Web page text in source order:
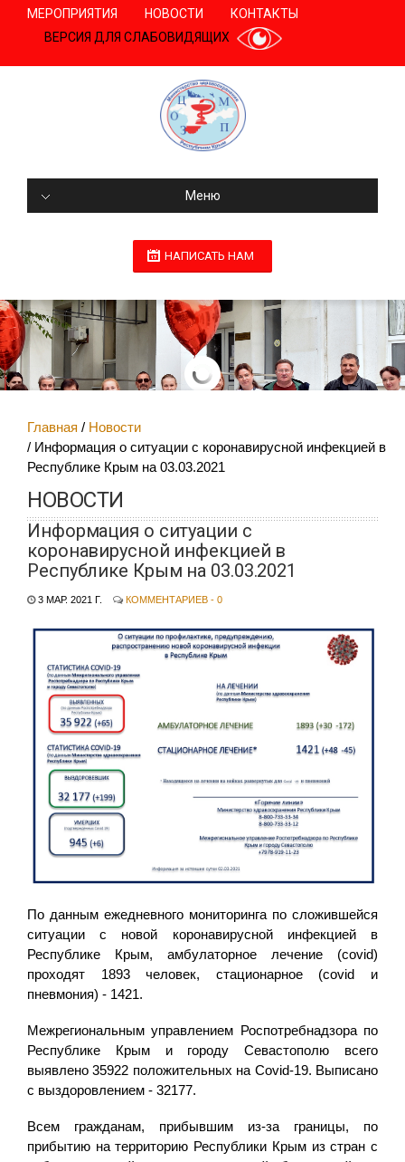
МЕРОПРИЯТИЯ НОВОСТИ
КОНТАКТЫ
ВЕРСИЯ ДЛЯ СЛАБОВИДЯЩИХ
Меню
НАПИСАТЬ НАМ
Главная
Новости
Информация о ситуации с коронавирусной инфекцией в
Республике Крым на 03.03.2021
НОВОСТИ
Информация о ситуации с
коронавирусной инфекцией в
Республике Крым на 03.03.2021
3 МАР. 2021 Г. КОММЕНТАРИЕВ - 0
По данным ежедневного мониторинга по сложившейся
ситуации с новой коронавирусной инфекцией в
Республике Крым, амбулаторное лечение (covid)
проходят 1893 человек, стационарное (covid и
пневмония) - 1421.
Межрегиональным управлением Роспотребнадзора по
Республике Крым и городу Севастополю всего
выявлено 35922 положительных на Covid-19. Выписано
с выздоровлением - 32177.
Всем гражданам, прибывшим из-за границы, по
прибытию на территорию Республики Крым из стран с